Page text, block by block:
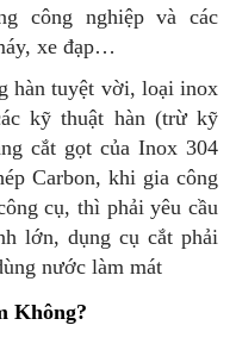
công nghiệp và các
xe đạp…
hàn tuyệt vời, loại inox
kỹ thuật hàn (trừ kỹ
cắt gọt của Inox 304
Carbon, khi gia công
cụ, thì phải yêu cầu
lớn, dụng cụ cắt phải
nước làm mát
Không?